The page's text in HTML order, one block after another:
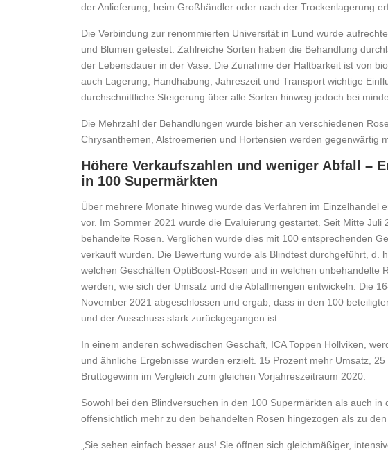
der Anlieferung, beim Großhändler oder nach der Trockenlagerung
Die Verbindung zur renommierten Universität in Lund wurde
und Blumen getestet. Zahlreiche Sorten haben die Behandlung
der Lebensdauer in der Vase. Die Zunahme der Haltbarkeit ist von
auch Lagerung, Handhabung, Jahreszeit und Transport wichtige
durchschnittliche Steigerung über alle Sorten hinweg jedoch bei
Die Mehrzahl der Behandlungen wurde bisher an verschiedenen
Chrysanthemen, Alstroemerien und Hortensien werden gegenwärtig
Höhere Verkaufszahlen und weniger Abfall –
in 100 Supermärkten
Über mehrere Monate hinweg wurde das Verfahren im Einzelhandel
vor. Im Sommer 2021 wurde die Evaluierung gestartet. Seit Mitte
behandelte Rosen. Verglichen wurde dies mit 100 entsprechenden
verkauft wurden. Die Bewertung wurde als Blindtest durchgeführt, d.
welchen Geschäften OptiBoost-Rosen und in welchen unbehandelte
werden, wie sich der Umsatz und die Abfallmengen entwickeln. Die
November 2021 abgeschlossen und ergab, dass in den 100
und der Ausschuss stark zurückgegangen ist.
In einem anderen schwedischen Geschäft, ICA Toppen Höllviken,
und ähnliche Ergebnisse wurden erzielt. 15 Prozent mehr Umsatz,
Bruttogewinn im Vergleich zum gleichen Vorjahreszeitraum 2020.
Sowohl bei den Blindversuchen in den 100 Supermärkten als auch
offensichtlich mehr zu den behandelten Rosen hingezogen als zu
„Sie sehen einfach besser aus! Sie öffnen sich gleichmäßiger,